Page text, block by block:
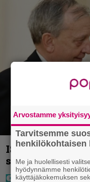
IS: Hjalliksen ja
suomalainen
Arvostamme
Tarvitsemme
henkilökohtaisen
Me ja huolellisesti
hyödynnämme
käyttäjäkokemuksen